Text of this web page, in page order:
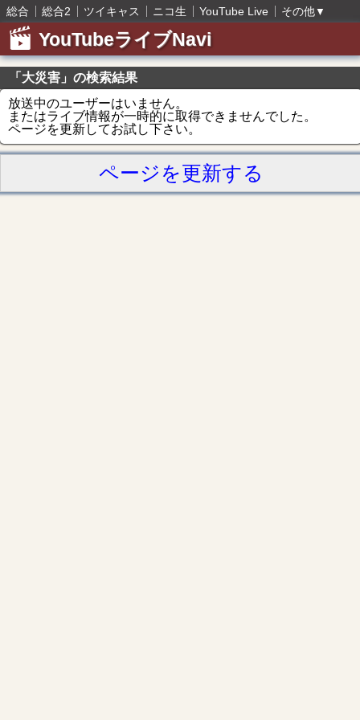
総合 総合2 ツイキャス ニコ生 YouTube Live その他▼
YouTubeライブNavi
「大災害」の検索結果
放送中のユーザーはいません。
またはライブ情報が一時的に取得できませんでした。
ページを更新してお試し下さい。
ページを更新する